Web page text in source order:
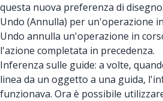
questa nuova preferenza di disegno.
Undo (Annulla) per un'operazione
Undo annulla un'operazione in
l'azione completata in precedenza.
Inferenza sulle guide: a volte,
linea da un oggetto a una guida,
funzionava. Ora è possibile